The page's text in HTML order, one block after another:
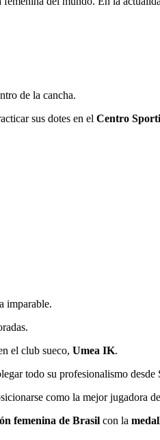
de la cancha.
sus dotes en el Centro
imparable.
el club sueco, Umea IK.
todo su profesionalismo desde
como la mejor jugadora
femenina de Brasil con la